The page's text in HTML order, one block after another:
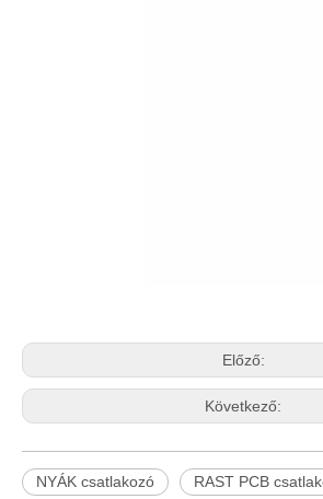
Előző:
Következő:
NYÁK csatlakozó RAST PCB